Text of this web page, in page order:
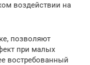
воздействии на
позволяют
при малых
востребованный